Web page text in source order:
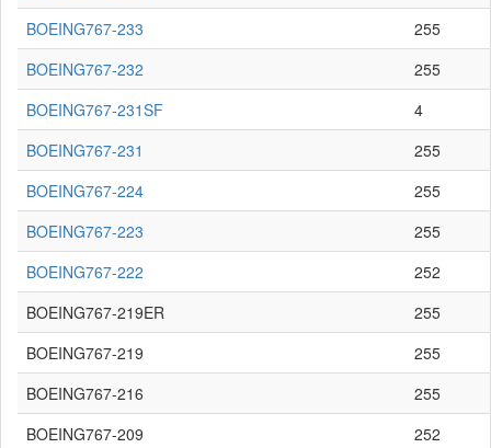
BOEING767-233
255
BOEING767-232
255
BOEING767-231SF
4
BOEING767-231
255
BOEING767-224
255
BOEING767-223
255
BOEING767-222
252
BOEING767-219ER
255
BOEING767-219
255
BOEING767-216
255
BOEING767-209
252